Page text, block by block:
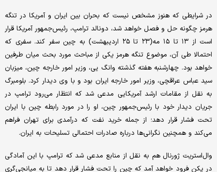
در شرایطی که هنوز مشخص نیست که بحران بین ایران و آمریکا در تنگه
هرمز چگونه حل و فصل خواهد شد، دونالد ترامپ، رئیس‌جمهور آمریکا قرار
است از ۱۳ تا ۱۵ مه(۲۳ تا ۲۵ اردیبهشت) به چین سفر کند. سفری که
احتمالا طی آن، موضوع تنگه هرمز یکی از مباحث مورد بحث میان طرفین
خواهد بود. چهارشنبه هفته گذشته وانگ یی، وزیر امور خارجه چین، میزبان
سید عباس عراقچی، وزیر امور خارجه ایران بود و با وی دیدار کرد. بلومبرگ
به نقل از مقامات ارشد آمریکایی مدعی شد که انتظار می‌رود ترامپ در
جریان دیدار خود با رئیس‌جمهور چین، او را در مورد رابطه چین با ایران
تحت فشار قرار دهد؛ از جمله خرید نفت که درآمدی برای تهران فراهم
می‌کند و همچنین نگرانی‌ها درباره صادرات احتمالی تسلیحات به ایران.
وال‌استریت ژورنال هم به نقل از منابع مدعی شد که ترامپ با این آمادگی
در پکن فرود خواهد آمد که چین را تحت فشار قرار دهد تا به میانجی‌گری